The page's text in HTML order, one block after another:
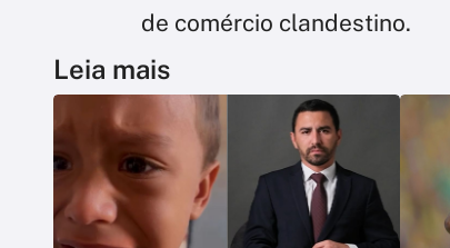
de comércio clandestino.
Leia mais